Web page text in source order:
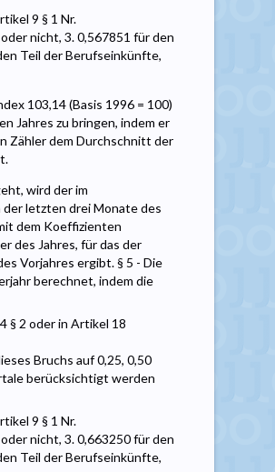
9 § 1 Nr.
nicht, 3. 0,567851 für den
Teil der Berufseinkünfte,
103,14 (Basis 1996 = 100)
Jahres zu bringen, indem er
Zähler dem Durchschnitt der
wird der im
letzten drei Monate des
dem Koeffizienten
des Jahres, für das der
Vorjahres ergibt. § 5 - Die
berechnet, indem die
§ 2 oder in Artikel 18
Bruchs auf 0,25, 0,50
berücksichtigt werden
9 § 1 Nr.
nicht, 3. 0,663250 für den
Teil der Berufseinkünfte,